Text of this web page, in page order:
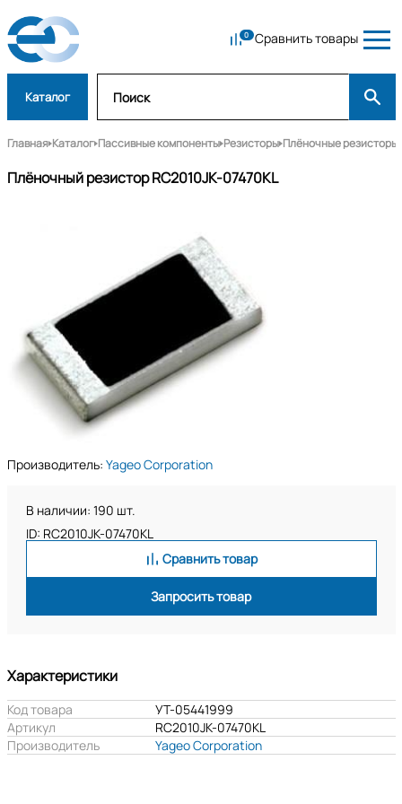
Сравнить товары
Каталог
Главная Каталог Пассивные компоненты Резисторы Плёночные резисторы
Плёночный резистор RC2010JK-07470KL
Производитель: Yageo Corporation
В наличии: 190 шт.
ID: RC2010JK-07470KL
Сравнить товар
Запросить товар
Характеристики
Код товара
УТ-05441999
Артикул
RC2010JK-07470KL
Производитель
Yageo Corporation